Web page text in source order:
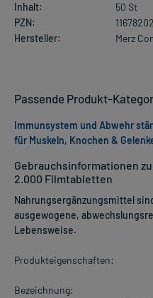
Inhalt:
50 St
PZN:
11678202
Hersteller:
Merz
Gebrauchsinformationen
2.000 Filmtabletten
Nahrungsergänzungsmittel
ausgewogene,
Lebensweise.
Produkteigenschaften:
Bezeichnung:
Passende Produkt-
Immunsystem und Abwehr
für Muskeln, Knochen &